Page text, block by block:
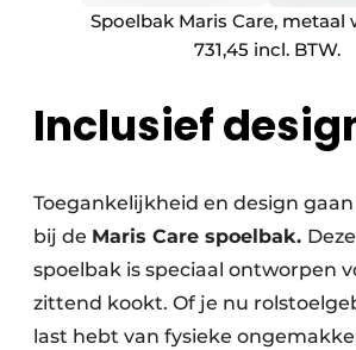
Spoelbak Maris Care, metaal
731,45 incl. BTW.
Inclusief
Toegankelijkheid en design
bij de Maris Care spoelbak.
spoelbak is speciaal ontworpen
zittend kookt. Of je nu
last hebt van fysieke